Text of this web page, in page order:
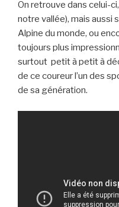
On retrouve dans celui-
notre vallée), mais aussi
Alpine du monde, ou
toujours plus
surtout petit à petit à
de ce coureur l’un des
de sa génération.